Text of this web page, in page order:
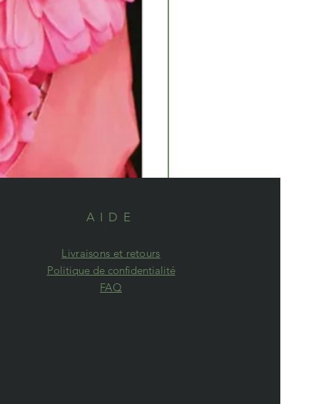
AIDE
Livraisons et retours
Politique de confidentialité
FAQ